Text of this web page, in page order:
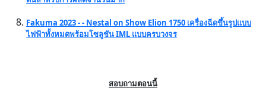
Fakuma 2023 - - Nestal on Show Elion 1750 เครื่องฉีดขึ้นรูปแบบ
ไฟฟ้าทั้งหมดพร้อมโซลูชัน IML แบบครบวงจร
สอบถามตอนนี้